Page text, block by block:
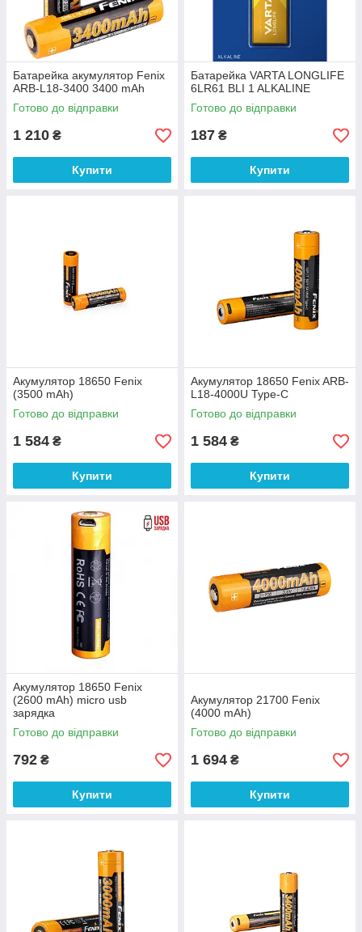
Батарейка акумулятор Fenix
ARB-L18-3400 3400 mAh
Готово до відправки
1 210 ₴
Купити
Батарейка VARTA LONGLIFE
6LR61 BLI 1 ALKALINE
Готово до відправки
187 ₴
Купити
Акумулятор 18650 Fenix
(3500 mAh)
Готово до відправки
1 584 ₴
Купити
Акумулятор 18650 Fenix ARB-
L18-4000U Type-C
Готово до відправки
1 584 ₴
Купити
Акумулятор 18650 Fenix
(2600 mAh) micro usb
зарядка
Готово до відправки
792 ₴
Купити
Акумулятор 21700 Fenix
(4000 mAh)
Готово до відправки
1 694 ₴
Купити